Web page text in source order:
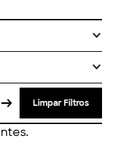
Limpar Filtros